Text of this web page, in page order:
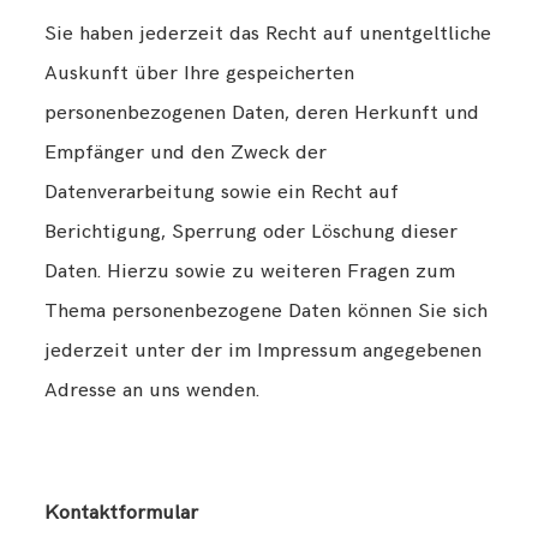
Sie haben jederzeit das Recht auf unentgeltliche
Auskunft über Ihre gespeicherten
personenbezogenen Daten, deren Herkunft und
Empfänger und den Zweck der
Datenverarbeitung sowie ein Recht auf
Berichtigung, Sperrung oder Löschung dieser
Daten. Hierzu sowie zu weiteren Fragen zum
Thema personenbezogene Daten können Sie sich
jederzeit unter der im Impressum angegebenen
Adresse an uns wenden.
Kontaktformular